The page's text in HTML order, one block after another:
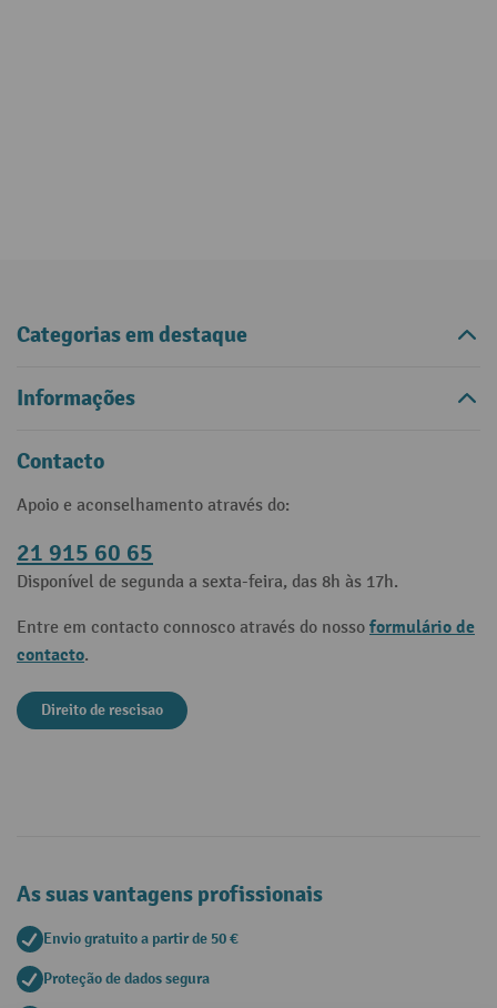
Categorias em destaque
Informações
Contacto
Apoio e aconselhamento através do:
21 915 60 65
Disponível de segunda a sexta-feira, das 8h às 17h.
Entre em contacto connosco através do nosso formulário de
contacto.
Direito de rescisao
As suas vantagens profissionais
Envio gratuito a partir de 50 €
Proteção de dados segura